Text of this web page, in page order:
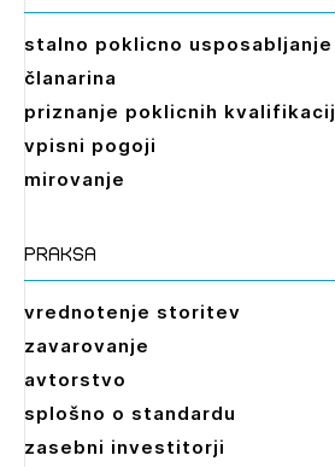
stalno poklicno usposabljanje
članarina
priznanje poklicnih kvalifikacij
vpisni pogoji
mirovanje
praksa
vrednotenje storitev
zavarovanje
avtorstvo
splošno o standardu
zasebni investitorji